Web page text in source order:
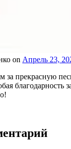
on Апрель 23,
за прекрасную
благодарность